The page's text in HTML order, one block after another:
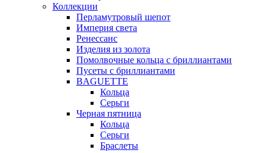
Коллекции
Перламутровый шепот
Империя света
Ренессанс
Изделия из золота
Помолвочные кольца с бриллиантами
Пусеты с бриллиантами
BAGUETTE
Кольца
Серьги
Черная пятница
Кольца
Серьги
Браслеты